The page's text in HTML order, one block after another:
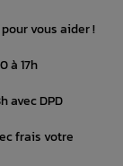
vous aider !
à 17h
avec DPD
frais votre